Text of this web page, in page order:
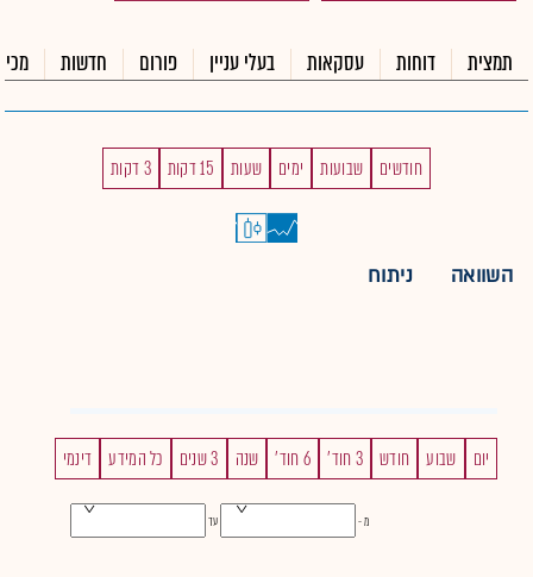
תמצית דוחות עסקאות בעלי עניין פורום חדשות
חודשים שבועות ימים שעות 15 דקות 3 דקות
השוואה ניתוח
יום שבוע חודש 3 חוד' 6 חוד' שנה 3 שנים כל המידע דינמי
מ - עד